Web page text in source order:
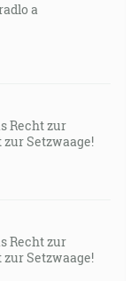
a
Recht zur
Setzwaage!
Recht zur
Setzwaage!